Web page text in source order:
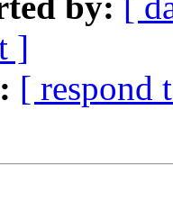
]
[ respond